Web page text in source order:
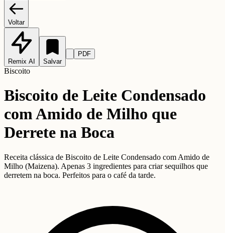
Voltar
Remix AI Salvar
PDF
Biscoito
Biscoito de Leite Condensado
com Amido de Milho que
Derrete na Boca
Receita clássica de Biscoito de Leite Condensado com Amido de
Milho (Maizena). Apenas 3 ingredientes para criar sequilhos que
derretem na boca. Perfeitos para o café da tarde.